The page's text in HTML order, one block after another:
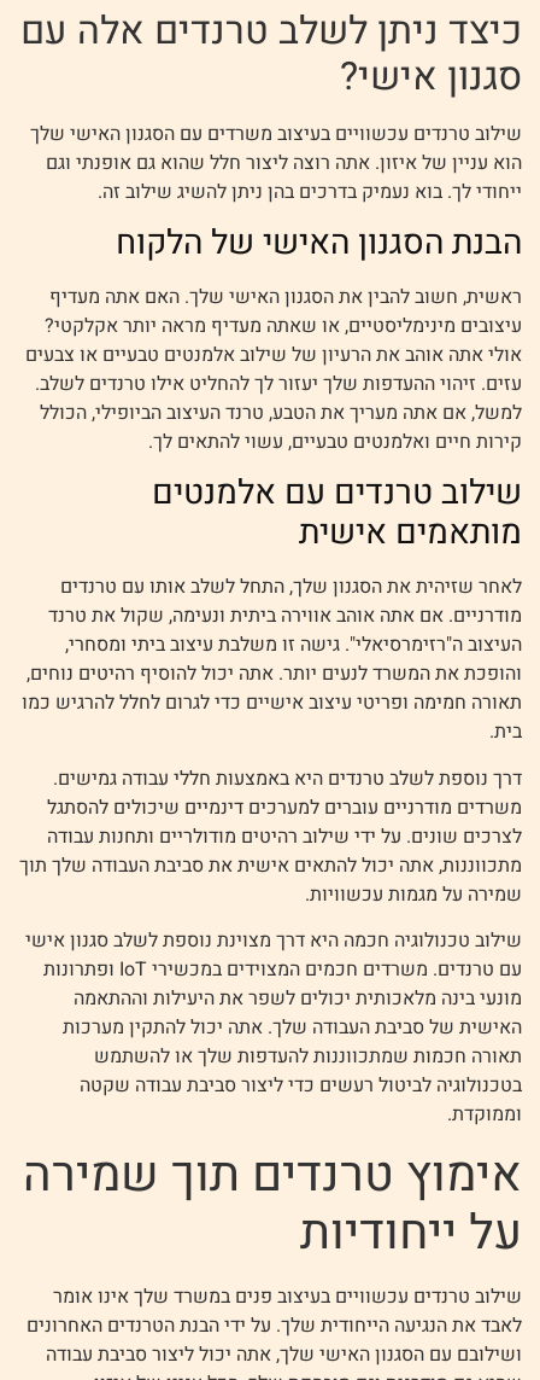
כיצד ניתן לשלב טרנדים אלה עם
סגנון אישי?
שילוב טרנדים עכשוויים בעיצוב משרדים עם הסגנון האישי שלך
הוא עניין של איזון. אתה רוצה ליצור חלל שהוא גם אופנתי וגם
ייחודי לך. בוא נעמיק בדרכים בהן ניתן להשיג שילוב זה.
הבנת הסגנון האישי של הלקוח
ראשית, חשוב להבין את הסגנון האישי שלך. האם אתה מעדיף
עיצובים מינימליסטיים, או שאתה מעדיף מראה יותר אקלקטי?
אולי אתה אוהב את הרעיון של שילוב אלמנטים טבעיים או צבעים
עזים. זיהוי ההעדפות שלך יעזור לך להחליט אילו טרנדים לשלב.
למשל, אם אתה מעריך את הטבע, טרנד העיצוב הביופילי, הכולל
קירות חיים ואלמנטים טבעיים, עשוי להתאים לך.
שילוב טרנדים עם אלמנטים
מותאמים אישית
לאחר שזיהית את הסגנון שלך, התחל לשלב אותו עם טרנדים
מודרניים. אם אתה אוהב אווירה ביתית ונעימה, שקול את טרנד
העיצוב ה"רזימרסיאלי". גישה זו משלבת עיצוב ביתי ומסחרי,
והופכת את המשרד לנעים יותר. אתה יכול להוסיף רהיטים נוחים,
תאורה חמימה ופריטי עיצוב אישיים כדי לגרום לחלל להרגיש כמו
בית.
דרך נוספת לשלב טרנדים היא באמצעות חללי עבודה גמישים.
משרדים מודרניים עוברים למערכים דינמיים שיכולים להסתגל
לצרכים שונים. על ידי שילוב רהיטים מודולריים ותחנות עבודה
מתכווננות, אתה יכול להתאים אישית את סביבת העבודה שלך תוך
שמירה על מגמות עכשוויות.
שילוב טכנולוגיה חכמה היא דרך מצוינת נוספת לשלב סגנון אישי
עם טרנדים. משרדים חכמים המצוידים במכשירי IoT ופתרונות
מונעי בינה מלאכותית יכולים לשפר את היעילות וההתאמה
האישית של סביבת העבודה שלך. אתה יכול להתקין מערכות
תאורה חכמות שמתכווננות להעדפות שלך או להשתמש
בטכנולוגיה לביטול רעשים כדי ליצור סביבת עבודה שקטה
וממוקדת.
אימוץ טרנדים תוך שמירה
על ייחודיות
שילוב טרנדים עכשוויים בעיצוב פנים במשרד שלך אינו אומר
לאבד את הנגיעה הייחודית שלך. על ידי הבנת הטרנדים האחרונים
ושילובם עם הסגנון האישי שלך, אתה יכול ליצור סביבת עבודה